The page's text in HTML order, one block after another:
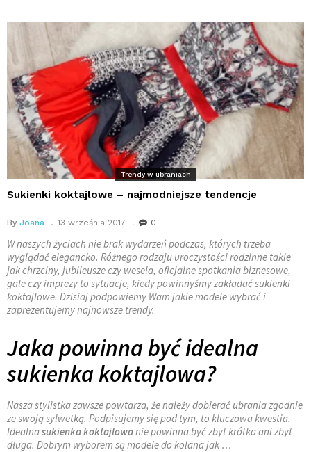
Trendy w ubraniach
Sukienki koktajlowe – najmodniejsze tendencje
By Joana 13 września 2017 0
W naszych życiach nie brak wydarzeń podczas, których trzeba
wyglądać elegancko. Różnego rodzaju uroczystości rodzinne takie
jak chrzciny, jubileusze czy wesela, oficjalne spotkania biznesowe,
gale czy imprezy to sytuacje, kiedy powinnyśmy zakładać sukienki
koktajlowe. Dzisiaj podpowiemy Wam jakie modele wybrać i
zaprezentujemy najnowsze trendy.
Jaka powinna być idealna
sukienka koktajlowa?
Nasza stylistka zawsze powtarza, że należy dobierać ubrania zgodnie
ze swoją sylwetką. Podpisujemy się pod tym, to kluczowa kwestia.
Idealnasukienka koktajlowanie powinna być zbyt krótka ani zbyt
długa. Dobrym wyborem są modele do kolana jak …